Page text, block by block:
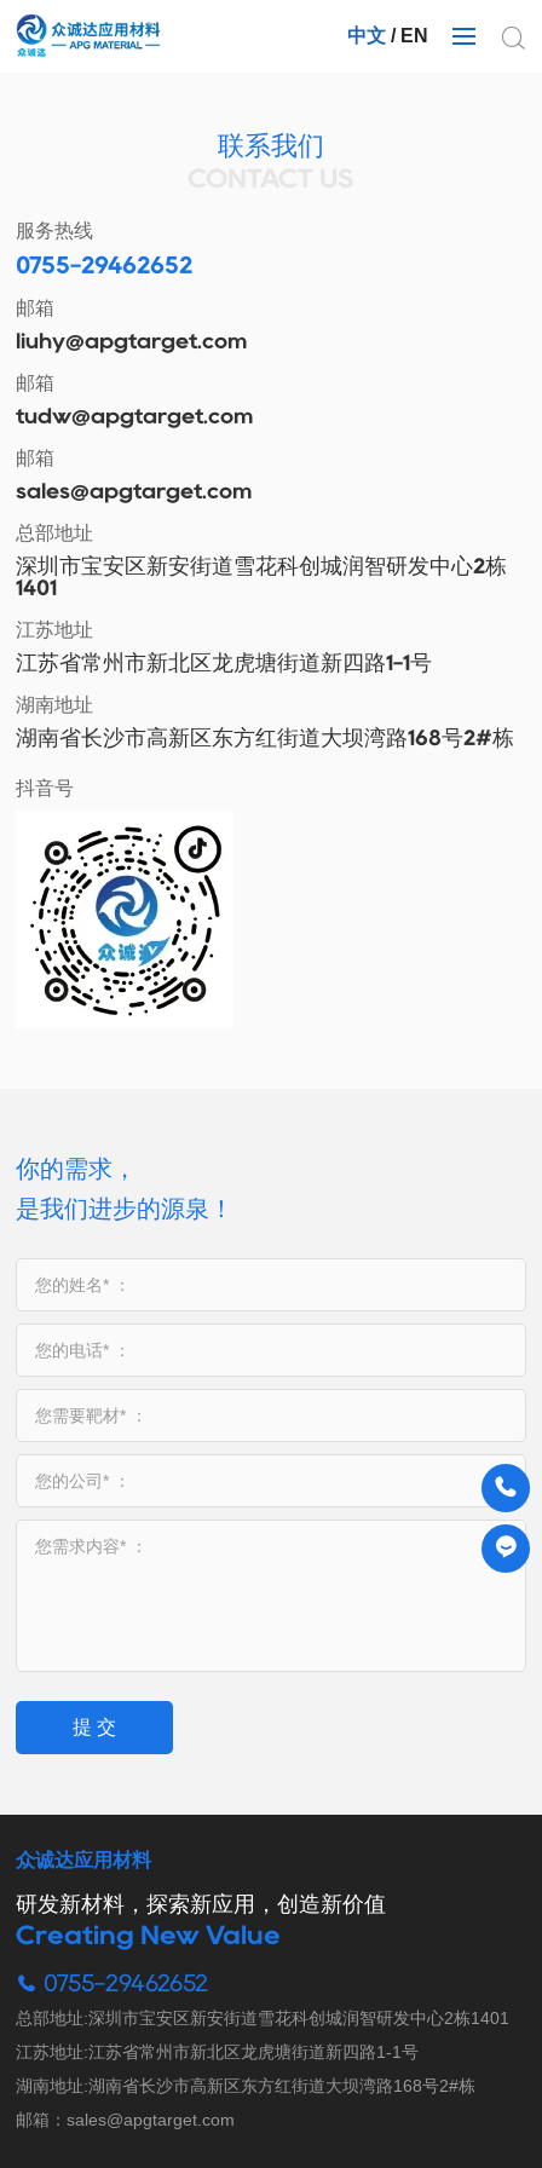
中文/ EN
联系我们
服务热线
0755-29462652
邮箱
liuhy@apgtarget.com
邮箱
tudw@apgtarget.com
邮箱
sales@apgtarget.com
总部地址
深圳市宝安区新安街道雪花科创城润智研发中心2栋
1401
江苏地址
江苏省常州市新北区龙虎塘街道新四路1-1号
湖南地址
湖南省长沙市高新区东方红街道大坝湾路168号2#栋
抖音号
你的需求，
是我们进步的源泉！
您的姓名* ：
您的电话* ：
您需要靶材* ：
您的公司* ：
您需求内容* ：
提 交
众诚达应用材料
研发新材料，探索新应用，创造新价值
Creating New Value
0755-29462652
总部地址:深圳市宝安区新安街道雪花科创城润智研发中心2栋1401
江苏地址:江苏省常州市新北区龙虎塘街道新四路1-1号
湖南地址:湖南省长沙市高新区东方红街道大坝湾路168号2#栋
邮箱：sales@apgtarget.com